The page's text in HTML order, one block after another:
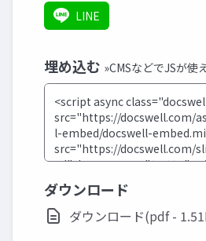
LINE
埋め込む »CMSなどでJSが使
ダウンロード
ダウンロード(pdf -